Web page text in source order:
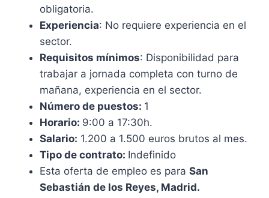
obligatoria.
Experiencia: No requiere experiencia en el
sector.
Requisitos mínimos: Disponibilidad para
trabajar a jornada completa con turno de
mañana, experiencia en el sector.
Número de puestos: 1
Horario: 9:00 a 17:30h.
Salario: 1.200 a 1.500 euros brutos al mes.
Tipo de contrato: Indefinido
Esta oferta de empleo es para San
Sebastián de los Reyes, Madrid.